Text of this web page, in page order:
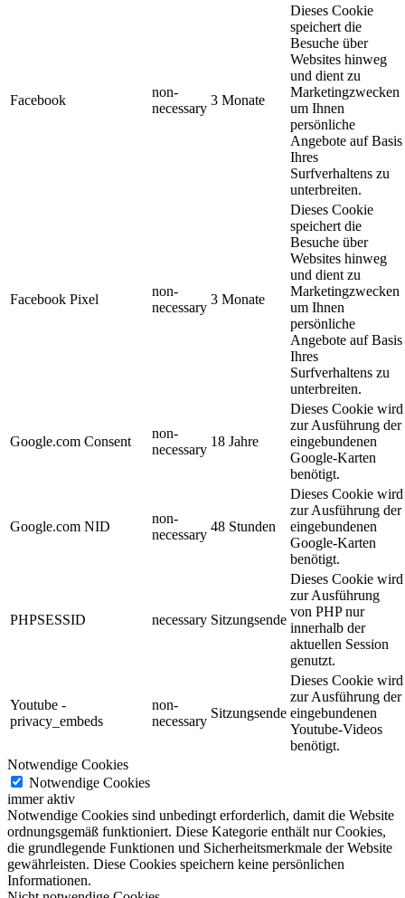
Facebook
non-
necessary
3 Monate
Dieses Cookie
speichert die
Besuche über
Websites hinweg
und dient zu
Marketingzwecken
um Ihnen
persönliche
Angebote auf Basis
Ihres
Surfverhaltens zu
unterbreiten.
Facebook Pixel
non-
necessary
3 Monate
Dieses Cookie
speichert die
Besuche über
Websites hinweg
und dient zu
Marketingzwecken
um Ihnen
persönliche
Angebote auf Basis
Ihres
Surfverhaltens zu
unterbreiten.
Google.com Consent
non-
necessary
18 Jahre
Dieses Cookie wird
zur Ausführung der
eingebundenen
Google-Karten
benötigt.
Google.com NID
non-
necessary
48 Stunden
Dieses Cookie wird
zur Ausführung der
eingebundenen
Google-Karten
benötigt.
PHPSESSID necessary Sitzungsende
Dieses Cookie wird
zur Ausführung
von PHP nur
innerhalb der
aktuellen Session
genutzt.
Youtube -
privacy_embeds
non-
necessary
Sitzungsende
Dieses Cookie wird
zur Ausführung der
eingebundenen
Youtube-Videos
benötigt.
Notwendige Cookies
Notwendige Cookies
immer aktiv
Notwendige Cookies sind unbedingt erforderlich, damit die Website
ordnungsgemäß funktioniert. Diese Kategorie enthält nur Cookies,
die grundlegende Funktionen und Sicherheitsmerkmale der Website
gewährleisten. Diese Cookies speichern keine persönlichen
Informationen.